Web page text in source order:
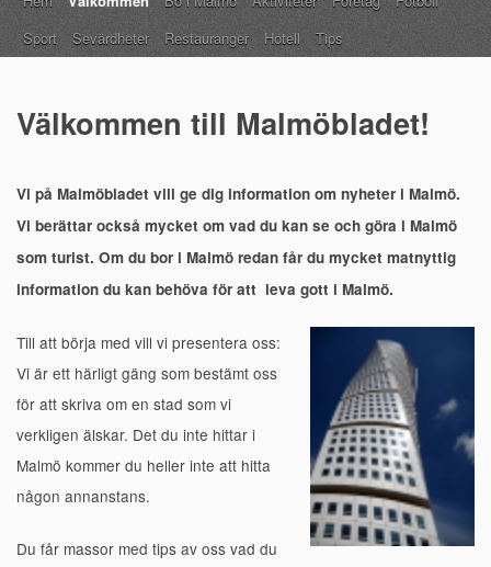
Sport
Sevärdheter Restauranger Hotell Tips
Välkommen till Malmöbladet!
Vi på Malmöbladet vill ge dig information om nyheter i Malmö.
Vi berättar också mycket om vad du kan se och göra i Malmö
som turist. Om du bor i Malmö redan får du mycket matnyttig
information du kan behöva för att leva gott i Malmö.
Till att börja med vill vi presentera oss:
Vi är ett härligt gäng som bestämt oss
för att skriva om en stad som vi
verkligen älskar. Det du inte hittar i
Malmö kommer du heller inte att hitta
någon annanstans.
Du får massor med tips av oss vad du